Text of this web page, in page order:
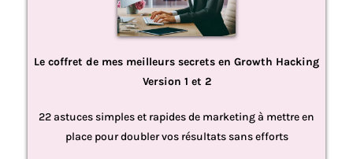
Le coffret de mes meilleurs secrets en Growth Hacking
Version 1 et 2
22 astuces simples et rapides de marketing à mettre en
place pour doubler vos résultats sans efforts